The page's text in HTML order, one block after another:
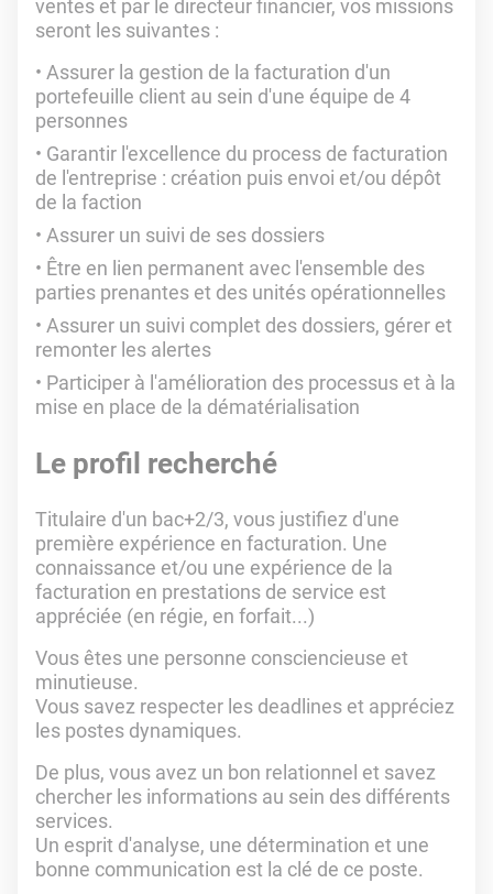
ventes et par le directeur financier, vos missions
seront les suivantes :
Assurer la gestion de la facturation d'un
portefeuille client au sein d'une équipe de 4
personnes
Garantir l'excellence du process de facturation
de l'entreprise : création puis envoi et/ou dépôt
de la faction
Assurer un suivi de ses dossiers
Être en lien permanent avec l'ensemble des
parties prenantes et des unités opérationnelles
Assurer un suivi complet des dossiers, gérer et
remonter les alertes
Participer à l'amélioration des processus et à la
mise en place de la dématérialisation
Le profil recherché
Titulaire d'un bac+2/3, vous justifiez d'une
première expérience en facturation. Une
connaissance et/ou une expérience de la
facturation en prestations de service est
appréciée (en régie, en forfait...)
Vous êtes une personne consciencieuse et
minutieuse.
Vous savez respecter les deadlines et appréciez
les postes dynamiques.
De plus, vous avez un bon relationnel et savez
chercher les informations au sein des différents
services.
Un esprit d'analyse, une détermination et une
bonne communication est la clé de ce poste.